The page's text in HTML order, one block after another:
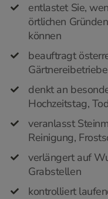
entlastet Sie,
örtlichen
können
beauftragt
denkt an
Hochzeitstag,
veranlasst
Reinigung,
verlängert auf
Grabstellen
kontrolliert